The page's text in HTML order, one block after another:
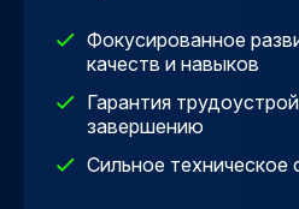
Фокусированное
качеств и навыков
Гарантия
завершению
Сильное техническое